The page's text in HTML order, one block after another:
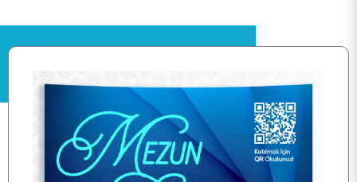
ANA SAYFA
KURUMSAL